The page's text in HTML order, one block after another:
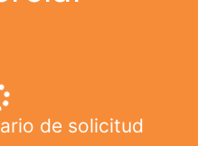
de solicitud